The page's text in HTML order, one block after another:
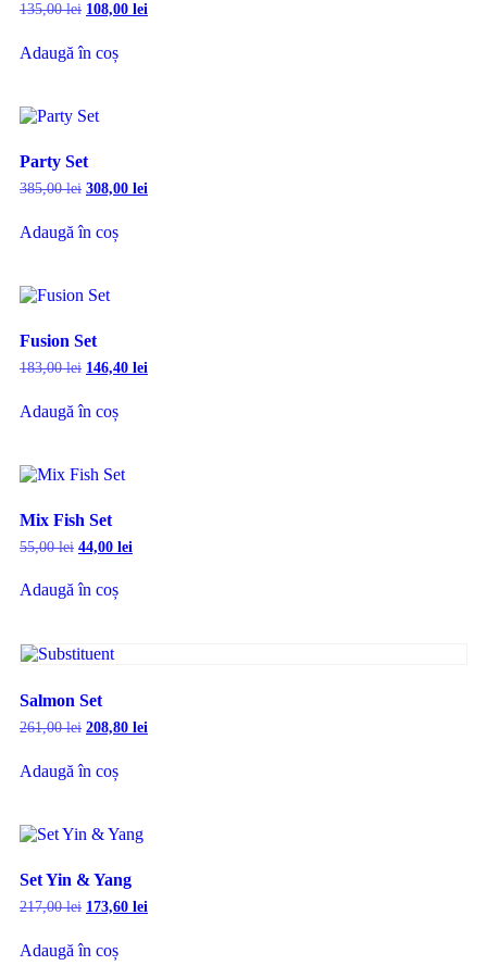
135,00lei 108,00 lei
Adaugă în coș
Party Set
385,00lei 308,00 lei
Adaugă în coș
Fusion Set
183,00lei 146,40 lei
Adaugă în coș
Mix Fish Set
55,00lei 44,00 lei
Adaugă în coș
Salmon Set
261,00lei 208,80 lei
Adaugă în coș
Set Yin & Yang
217,00lei 173,60 lei
Adaugă în coș